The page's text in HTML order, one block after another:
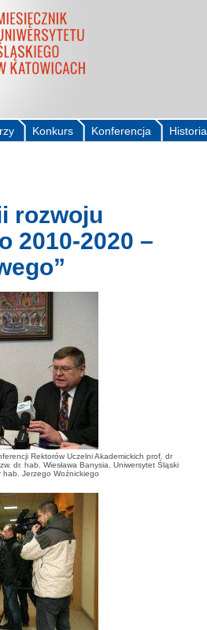
Historia
Konferencja
Konkurs
rozwoju
2010-2020 –
Rektorów Uczelni Akademickich prof. dr
dr. hab. Wiesława Banysia, Uniwersytet Śląski
hab. Jerzego Woźnickiego